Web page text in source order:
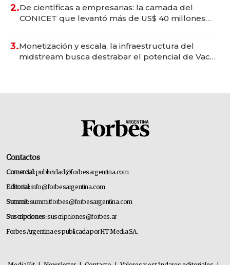
2.De científicas a empresarias: la camada del
CONICET que levantó más de US$ 40 millones
3.Monetización y escala, la infraestructura del
midstream busca destrabar el potencial de Vaca
Contactos
Comercial:publicidad@forbesargentina.com
Editorial:info@forbesargentina.com
Summit:summitforbes@forbesargentina.com
Suscripciones:suscripciones@forbes.ar
Forbes Argentina es publicada por HT Media SA.